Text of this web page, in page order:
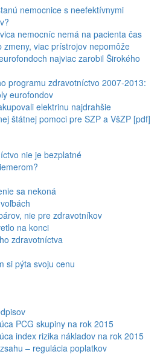
nemocnice s neefektívnymi
nemocníc nemá na pacienta čas
zmeny, viac prístrojov nepomôže
najviac zarobil Širokého
programu zdravotníctvo 2007-2013:
eurofondov
elektrinu najdrahšie
štátnej pomoci pre SZP a VšZP [pdf]
nie je bezplatné
sa nekoná
nie pre zdravotníkov
na konci
zdravotníctva
si pýta svoju cenu
PCG skupiny na rok 2015
index rizika nákladov na rok 2015
– regulácia poplatkov